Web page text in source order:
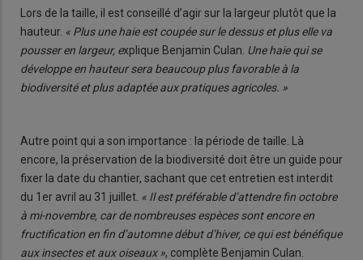
Lors de la taille, il est conseillé d’agir sur la largeur plutôt que la
hauteur. « Plus une haie est coupée sur le dessus et plus elle va
pousser en largeur, explique Benjamin Culan. Une haie qui se
développe en hauteur sera beaucoup plus favorable à la
biodiversité et plus adaptée aux pratiques agricoles. »
Autre point qui a son importance : la période de taille. Là
encore, la préservation de la biodiversité doit être un guide pour
fixer la date du chantier, sachant que cet entretien est interdit
du 1er avril au 31 juillet. « Il est préférable d’attendre fin octobre
à mi-novembre, car de nombreuses espèces sont encore en
fructification en fin d’automne début d’hiver, ce qui est bénéfique
aux insectes et aux oiseaux », complète Benjamin Culan.